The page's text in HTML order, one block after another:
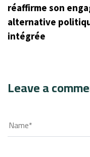
réaffirme son
alternative
intégrée
Leave a